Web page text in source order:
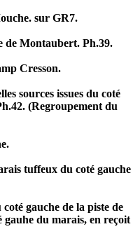
sur GR7.
de Montaubert. Ph.39.
Cresson.
sources issues du coté
(Regroupement du
tuffeux du coté gauche
gauche de la piste de
du marais, en reçoit